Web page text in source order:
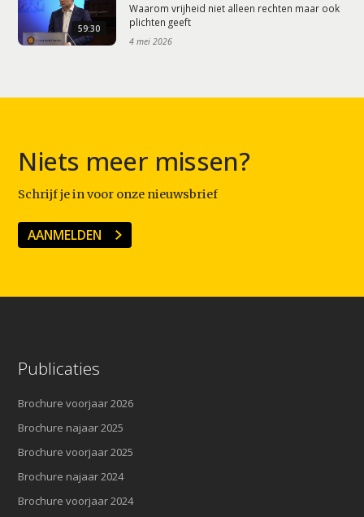
59:30
Waarom vrijheid niet alleen rechten maar ook
plichten geeft
4 mei 2026
Niets meer missen?
Schrijf je in voor onze nieuwsbrief
AANMELDEN
Publicaties
Brochure voorjaar 2026
Brochure najaar 2025
Brochure voorjaar 2025
Brochure najaar 2024
Brochure voorjaar 2024